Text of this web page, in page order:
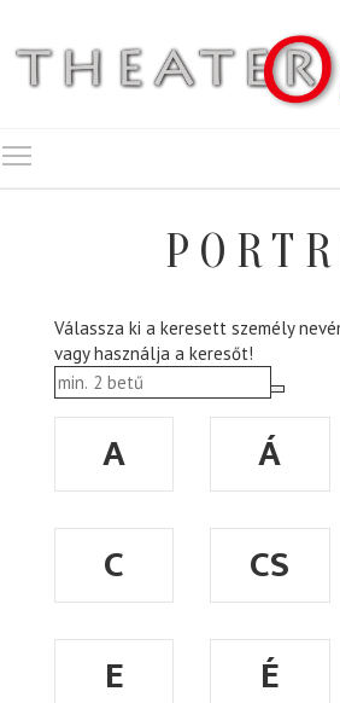
Válassza ki a keresett személy
vagy használja a keresőt!
A Á
C
CS
E
É